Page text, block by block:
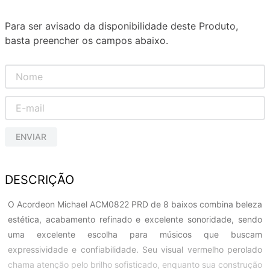
Para ser avisado da disponibilidade deste Produto,
basta preencher os campos abaixo.
ENVIAR
DESCRIÇÃO
O Acordeon Michael ACM0822 PRD de 8 baixos combina beleza
estética, acabamento refinado e excelente sonoridade, sendo
uma excelente escolha para músicos que buscam
expressividade e confiabilidade. Seu visual vermelho perolado
chama atenção pelo brilho sofisticado, enquanto sua construção